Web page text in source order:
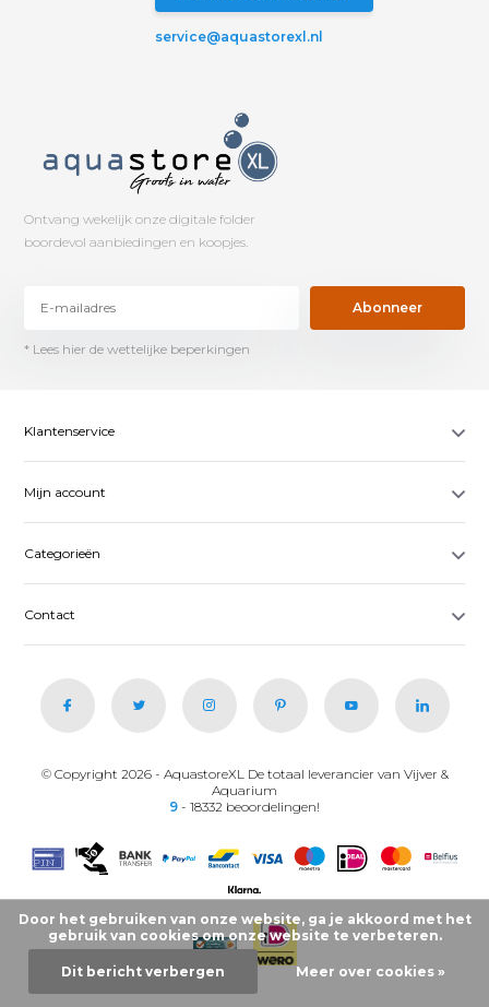
service@aquastorexl.nl
Ontvang wekelijk onze digitale folder
boordevol aanbiedingen en koopjes.
Abonneer
* Lees hier de wettelijke beperkingen
Klantenservice
Mijn account
Categorieën
Contact
© Copyright 2026 - AquastoreXL De totaal leverancier van Vijver &
Aquarium
9 - 18332 beoordelingen!
Door het gebruiken van onze website, ga je akkoord met het
gebruik van cookies om onze website te verbeteren.
Dit bericht verbergen Meer over cookies »